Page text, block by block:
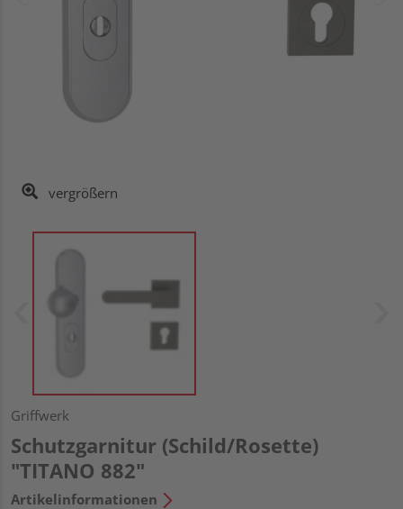
vergrößern
Griffwerk
Schutzgarnitur (Schild/Rosette)
"TITANO 882"
Artikelinformationen